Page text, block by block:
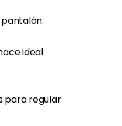
ideal
para regular